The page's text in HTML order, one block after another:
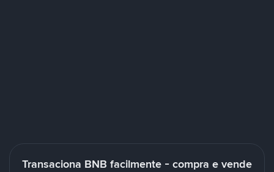
Transaciona BNB facilmente - compra e vende